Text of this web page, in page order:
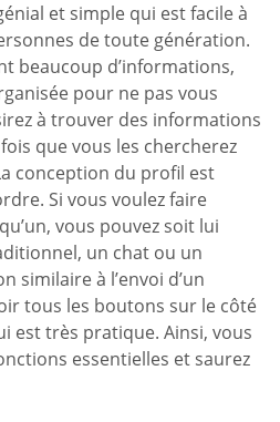
et simple qui est facile à
de toute génération.
beaucoup d’informations,
pour ne pas vous
à trouver des informations
que vous les chercherez
conception du profil est
Si vous voulez faire
vous pouvez soit lui
un chat ou un
similaire à l’envoi d’un
tous les boutons sur le côté
est très pratique. Ainsi, vous
essentielles et saurez